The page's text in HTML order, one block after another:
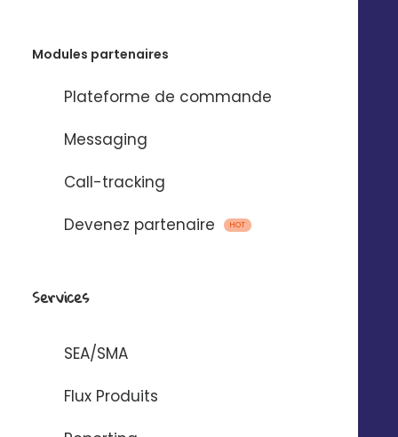
Modules partenaires
Plateforme de commande
Messaging
Call-tracking
Devenez partenaire
HOT
Services
SEA/SMA
Flux Produits
x3